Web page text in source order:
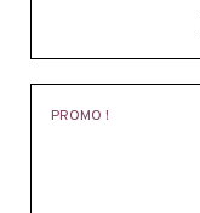
PROMO !